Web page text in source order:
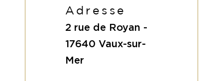
Adresse
2 rue de Royan -
17640 Vaux-sur-
Mer